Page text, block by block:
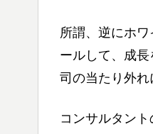
所謂、逆にホ
ールして、成
司の当たり外れ
コンサルタン